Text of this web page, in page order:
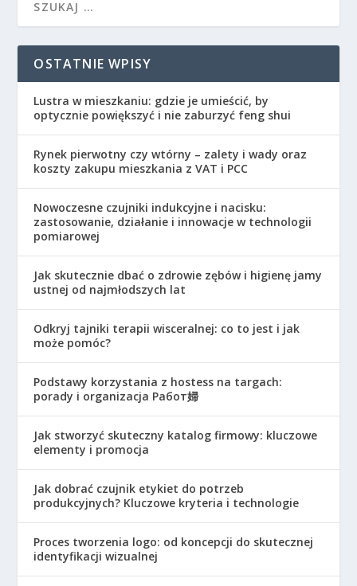
OSTATNIE WPISY
Lustra w mieszkaniu: gdzie je umieścić, by
optycznie powiększyć i nie zaburzyć feng shui
Rynek pierwotny czy wtórny – zalety i wady oraz
koszty zakupu mieszkania z VAT i PCC
Nowoczesne czujniki indukcyjne i nacisku:
zastosowanie, działanie i innowacje w technologii
pomiarowej
Jak skutecznie dbać o zdrowie zębów i higienę jamy
ustnej od najmłodszych lat
Odkryj tajniki terapii wisceralnej: co to jest i jak
może pomóc?
Podstawy korzystania z hostess na targach:
porady i organizacja Работ婦
Jak stworzyć skuteczny katalog firmowy: kluczowe
elementy i promocja
Jak dobrać czujnik etykiet do potrzeb
produkcyjnych? Kluczowe kryteria i technologie
Proces tworzenia logo: od koncepcji do skutecznej
identyfikacji wizualnej